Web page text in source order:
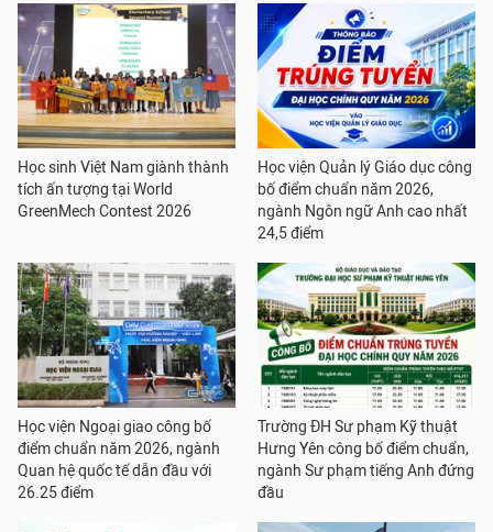
Học sinh Việt Nam giành thành
tích ấn tượng tại World
GreenMech Contest 2026
Học viện Quản lý Giáo dục công
bố điểm chuẩn năm 2026,
ngành Ngôn ngữ Anh cao nhất
24,5 điểm
Học viện Ngoại giao công bố
điểm chuẩn năm 2026, ngành
Quan hệ quốc tế dẫn đầu với
26.25 điểm
Trường ĐH Sư phạm Kỹ thuật
Hưng Yên công bố điểm chuẩn,
ngành Sư phạm tiếng Anh đứng
đầu